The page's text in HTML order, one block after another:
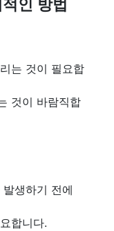
인 방법
는 것이 필요합
것이 바람직합
생하기 전에
합니다.